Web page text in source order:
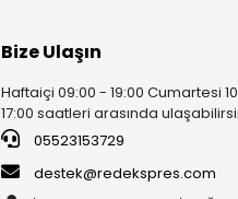
Bize Ulaşın
Haftaiçi 09:00 - 19:00 Cumartesi
17:00 saatleri arasında
05523153729
destek@redekspres.com